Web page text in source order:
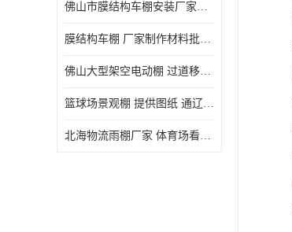
佛山市膜结构车棚安装厂家发货安装
膜结构车棚 厂家制作材料批发安装一体式工厂
佛山大型架空电动棚 过道移动雨蓬 屋轨道悬空棚免费测量
篮球场景观棚 提供图纸 通辽膜结构厂家
北海物流雨棚厂家 体育场看台雨棚 价格优惠